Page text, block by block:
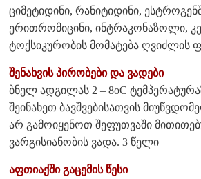
ციმეტიდინი, რანიტიდინი,
ერითრომიცინი, ინტრაკონაზოლი,
ტოქსიკურობის მომატება ღვიძლის
შენახვის პირობები და ვადები
ბნელ ადგილას 2 – 8oC
შეინახეთ ბავშვებისათვის
არ გამოიყენოთ შეფუთვაში
ვარგისიანობის ვადა. 3 წელი
აფთიაქში გაცემის წესი